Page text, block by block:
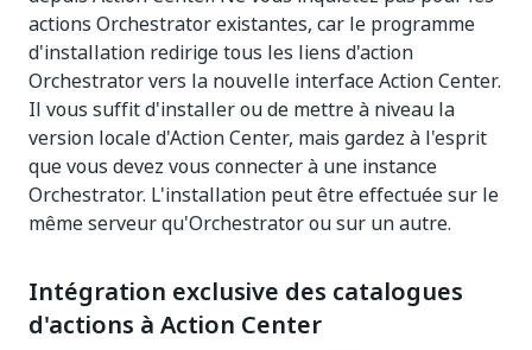
actions Orchestrator existantes, car le programme
d'installation redirige tous les liens d'action
Orchestrator vers la nouvelle interface Action Center.
Il vous suffit d'installer ou de mettre à niveau la
version locale d'Action Center, mais gardez à l'esprit
que vous devez vous connecter à une instance
Orchestrator. L'installation peut être effectuée sur le
même serveur qu'Orchestrator ou sur un autre.
Intégration exclusive des catalogues
d'actions à Action Center